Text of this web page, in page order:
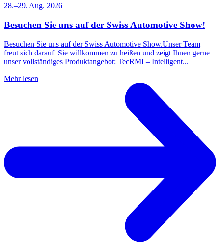
28.–29. Aug. 2026
Besuchen Sie uns auf der Swiss Automotive Show!
Besuchen Sie uns auf der Swiss Automotive Show.Unser Team
freut sich darauf, Sie willkommen zu heißen und zeigt Ihnen gerne
unser vollständiges Produktangebot: TecRMI – Intelligent...
Mehr lesen